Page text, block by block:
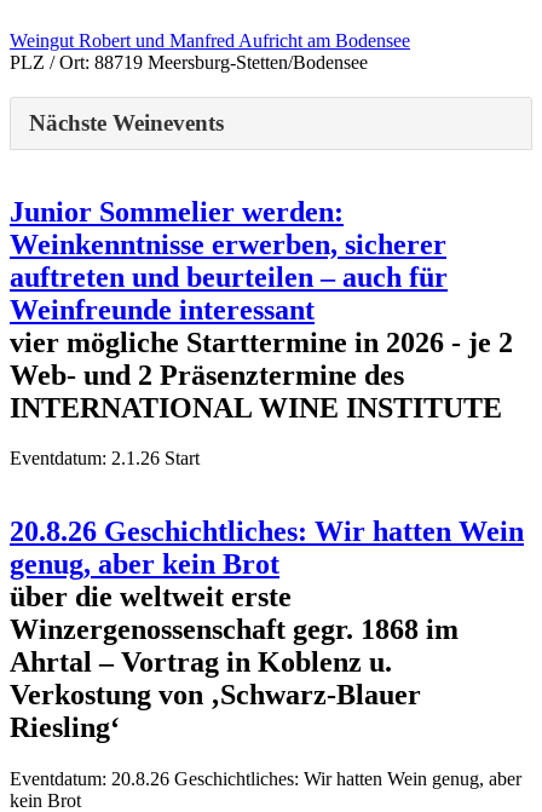
Weingut Robert und Manfred Aufricht am Bodensee
PLZ / Ort: 88719 Meersburg-Stetten/Bodensee
Nächste Weinevents
Junior Sommelier werden:
Weinkenntnisse erwerben, sicherer
auftreten und beurteilen – auch für
Weinfreunde interessant
vier mögliche Starttermine in 2026 - je 2
Web- und 2 Präsenztermine des
INTERNATIONAL WINE INSTITUTE
Eventdatum: 2.1.26 Start
20.8.26 Geschichtliches: Wir hatten Wein
genug, aber kein Brot
über die weltweit erste
Winzergenossenschaft gegr. 1868 im
Ahrtal – Vortrag in Koblenz u.
Verkostung von ‚Schwarz-Blauer
Riesling‘
Eventdatum: 20.8.26 Geschichtliches: Wir hatten Wein genug, aber
kein Brot